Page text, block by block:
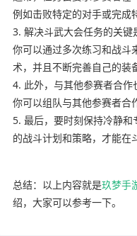
例如击败特定的对手或完成
3. 解决斗武大会任务的关键
你可以通过多次练习和战斗
术，并且不断完善自己的装
4. 此外，与其他参赛者合作
你可以组队与其他参赛者合
5. 最后，要时刻保持冷静
的战斗计划和策略，才能在
总结：以上内容就是玖梦手
绍，大家可以参考一下。